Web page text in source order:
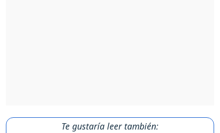
Te gustaría leer también: